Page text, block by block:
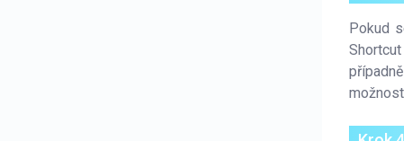
Pokud